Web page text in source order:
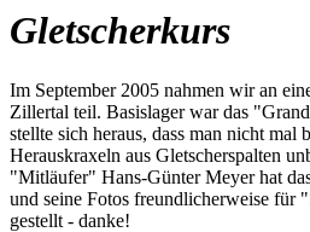
Gletscherkurs
Im September 2005 nahmen wir an
Zillertal teil. Basislager war das
stellte sich heraus, dass man nicht mal
Herauskraxeln aus Gletscherspalten
"Mitläufer" Hans-Günter Meyer hat
und seine Fotos freundlicherweise
gestellt - danke!